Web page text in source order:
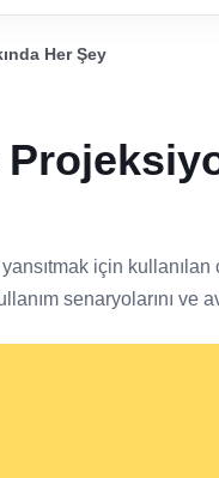
Her Şey
için kullanılan
senaryolarını ve